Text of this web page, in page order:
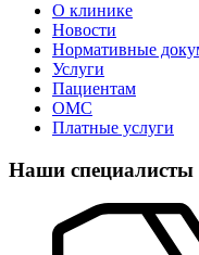
О клинике
Новости
Нормативные
Услуги
Пациентам
ОМС
Платные услуги
Наши специалисты